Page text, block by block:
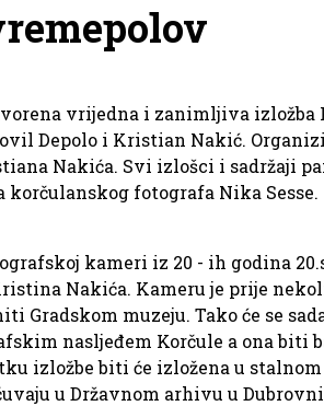
vrijedna i zanimljiva izložba
Depolo i Kristian Nakić.
Nakića. Svi izlošci i sadržaji
fotografa Nika Sesse.
kameri iz 20 - ih godina
Nakića. Kameru je prije
Gradskom muzeju. Tako će se
nasljeđem Korčule a ona biti
izložbe biti će izložena u
u Državnom arhivu u